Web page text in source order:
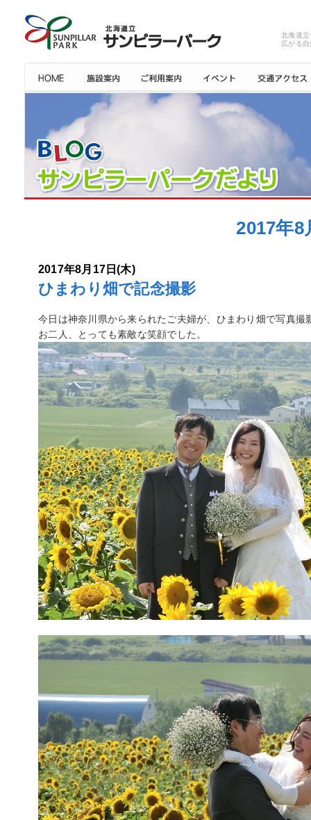
北海道
広がる
2017年
2017年8月17日(木)
ひまわり畑で記念撮影
今日は神奈川県から来られたご夫婦が、ひまわり畑で写真撮
お二人、とっても素敵な笑顔でした。